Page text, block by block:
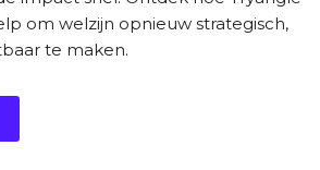
om welzijn opnieuw strategisch,
te maken.